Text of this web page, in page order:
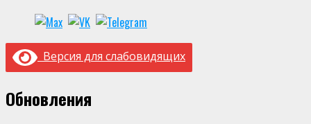
Версия для слабовидящих
Обновления